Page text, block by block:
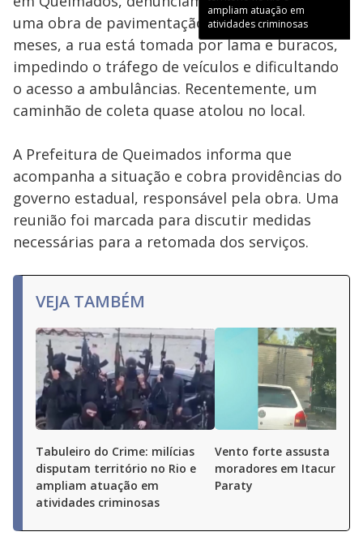
ampliam atuação em
atividades criminosas
uma obra de pavimentação. Há mais de dois
meses, a rua está tomada por lama e buracos,
impedindo o tráfego de veículos e dificultando
o acesso a ambulâncias. Recentemente, um
caminhão de coleta quase atolou no local.
A Prefeitura de Queimados informa que
acompanha a situação e cobra providências do
governo estadual, responsável pela obra. Uma
reunião foi marcada para discutir medidas
necessárias para a retomada dos serviços.
VEJA TAMBÉM
Tabuleiro do Crime: milícias
disputam território no Rio e
ampliam atuação em
atividades criminosas
Vento forte assusta
moradores em Itacuruçá
Paraty